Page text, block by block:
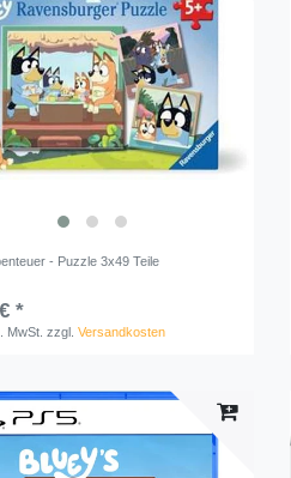
- Puzzle 3x49 Teile
*
MwSt. zzgl.Versandkosten